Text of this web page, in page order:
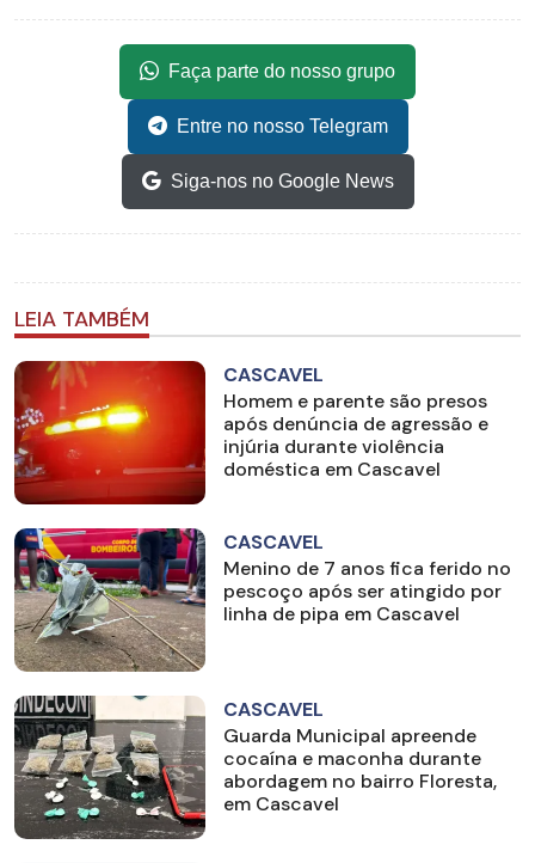
Faça parte do nosso grupo
Entre no nosso Telegram
Siga-nos no Google News
LEIA TAMBÉM
CASCAVEL
Homem e parente são presos
após denúncia de agressão e
injúria durante violência
doméstica em Cascavel
CASCAVEL
Menino de 7 anos fica ferido no
pescoço após ser atingido por
linha de pipa em Cascavel
CASCAVEL
Guarda Municipal apreende
cocaína e maconha durante
abordagem no bairro Floresta,
em Cascavel